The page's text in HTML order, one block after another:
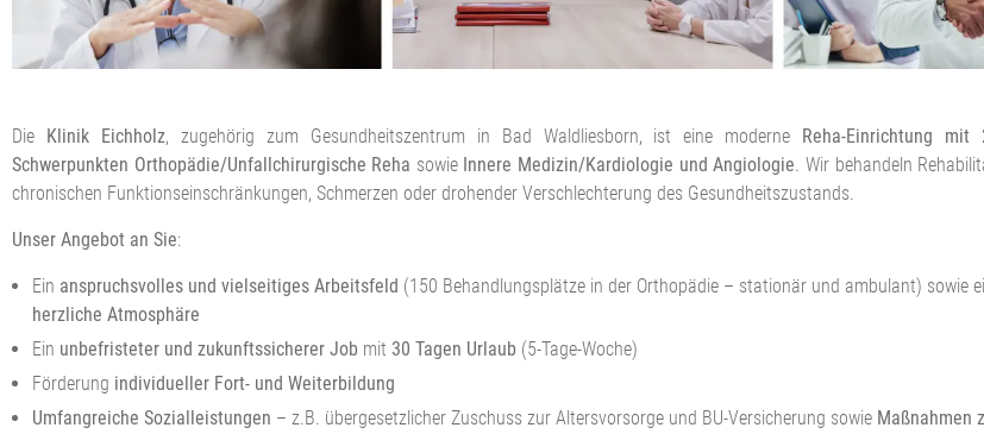
Die Klinik Eichholz, zugehörig zum Gesundheitszentrum in Bad Waldliesborn, ist eine moderne Reha-Einrichtung mit
Schwerpunkten Orthopädie/Unfallchirurgische Reha sowie Innere Medizin/Kardiologie und Angiologie. Wir behandeln
chronischen Funktionseinschränkungen, Schmerzen oder drohender Verschlechterung des Gesundheitszustands.
Unser Angebot an Sie:
Ein anspruchsvolles und vielseitiges Arbeitsfeld (150 Behandlungsplätze in der Orthopädie – stationär und ambulant) sowie
herzliche Atmosphäre
Ein unbefristeter und zukunftssicherer Job mit 30 Tagen Urlaub (5-Tage-Woche)
Förderung individueller Fort- und Weiterbildung
Umfangreiche Sozialleistungen – z.B. übergesetzlicher Zuschuss zur Altersvorsorge und BU-Versicherung sowie Maßnahmen